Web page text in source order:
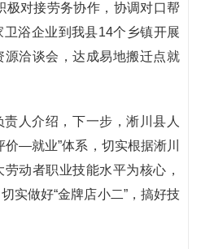
极对接劳务协作，协调对口帮
浴企业到我县14个乡镇开展
洽谈会，达成易地搬迁点就
人介绍，下一步，淅川县人
—就业”体系，切实根据淅川
动者职业技能水平为核心，
实做好“金牌店小二”，搞好技